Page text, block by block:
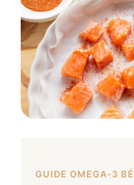
GUIDE OMEGA-3